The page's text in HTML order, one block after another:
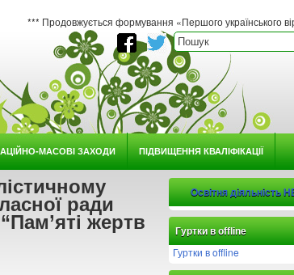
Продовжується формування «Першого українського
МАСОВІ ЗАХОДИ ПІДВИЩЕННЯ КВАЛІФІКАЦІЇ
ради
жертв
Освітня діяльність
Гуртки в offline
Гуртки в offline